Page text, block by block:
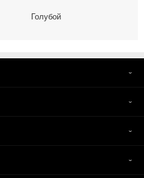
Голубой